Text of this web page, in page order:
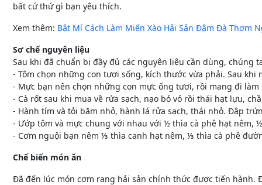
bất cứ thứ gì bạn yêu thích.
Xem thêm: Bật Mí Cách Làm Miến Xào Hải Sản Đậm Đà Thơm
Sơ chế nguyên liệu
Sau khi đã chuẩn bị đầy đủ các nguyên liệu cần dùng, chúng
- Tôm chọn những con tươi sống, kích thước vừa phải. Sau
- Mực bạn nên chọn những con mực ống tươi, rồi mang đi
- Cà rốt sau khi mua về rửa sạch, nạo bỏ vỏ rồi thái hạt lựu,
- Hành tím và tỏi băm nhỏ, hành lá rửa sạch, thái nhỏ. Đập
- Ướp tôm và mực chung với nhau với ½ thìa cà phê hạt nêm,
- Cơm nguội bạn nêm ⅓ thìa canh hạt nêm, ⅓ thìa cà phê
Chế biến món ăn
Đã đến lúc món cơm rang hải sản chính thức được tiến hành.